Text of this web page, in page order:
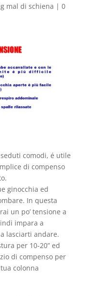
mal di schiena | 0
comodi, é utile
di compenso
ginocchia ed
In questa
un po’ tensione a
impara a
lasciarti andare.
per 10-20” ed
di compenso per
colonna